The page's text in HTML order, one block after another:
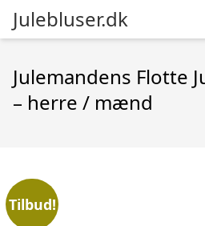
Julebluser.dk
Julemandens Flotte
– herre / mænd
Tilbud!